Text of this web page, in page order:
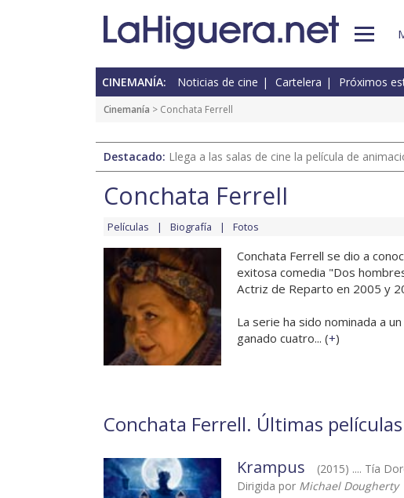
CINEMANÍA: Noticias de cine Cartelera Próximos
Cinemanía > Conchata Ferrell
Destacado: Llega a las salas de cine la película de
Conchata Ferrell
Películas Biografía Fotos
Conchata Ferrell se dio a
exitosa comedia "Dos
Actriz de Reparto en 2005 y
La serie ha sido nominada a
ganado cuatro... (+)
Conchata Ferrell. Últimas
Krampus
(2015) .... Tía
Dirigida por Michael Dougherty